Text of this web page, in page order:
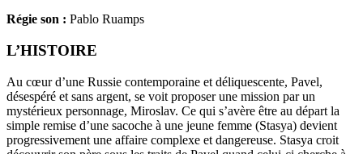
Régie son : Pablo Ruamps
L’HISTOIRE
Au cœur d’une Russie contemporaine et déliquescente, Pavel,
désespéré et sans argent, se voit proposer une mission par un
mystérieux personnage, Miroslav. Ce qui s’avère être au départ la
simple remise d’une sacoche à une jeune femme (Stasya) devient
progressivement une affaire complexe et dangereuse. Stasya croit